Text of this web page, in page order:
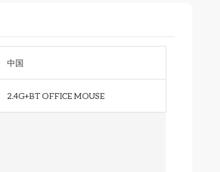
中国
2.4G+BT OFFICE MOUSE